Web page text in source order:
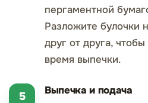
пергаментной
Разложите булочки
друг от друга,
время выпечки.
Выпечка и подача